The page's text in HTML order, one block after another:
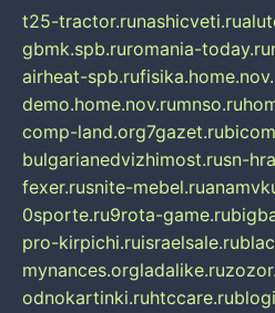
t25-tractor.runashicveti.ru
gbmk.spb.ruromania-today.ru
airheat-spb.ru
demo.home.nov.rumnso.ru
comp-land.org7gazet.ru
bulgarianedvizhimost.rusn-
fexer.rusnite-mebel.ru
0sporte.ru9rota-game.ru
pro-kirpichi.ruisraelsale.ru
mynances.orgladalike.ru
odnokartinki.ruhtccare.ru